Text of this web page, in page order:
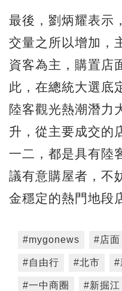
最後，劉炳耀表示
交量之所以增加，
資客為主，購置店
此，在總統大選底
陸客觀光熱潮潛力
升，從主要成交的
一二，都是具有陸
議有意購屋者，不
金穩定的熱門地段
#mygonews #店面
#自由行 #北市 #
#一中商圈 #新掘江